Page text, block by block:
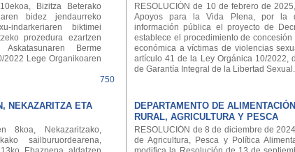
Bizitza Beterako
bidez jendaurreko
indarkeriaren biktimei
prozedura ezartzen
Berme
2022 Lege Organikoaren
750
RESOLUCIÓN de 10 de febrero de
Apoyos para la Vida Plena, por la
información pública el proyecto de
establece el procedimiento de
económica a víctimas de violencias
artículo 41 de la Ley Orgánica 10/2022,
de Garantía Integral de la Libertad Sexual.
NEKAZARITZA ETA
DEPARTAMENTO DE
RURAL, AGRICULTURA Y PESCA
8koa, Nekazaritzako,
sailburuordearena,
RESOLUCIÓN de 8 de diciembre de
de Agricultura, Pesca y Política